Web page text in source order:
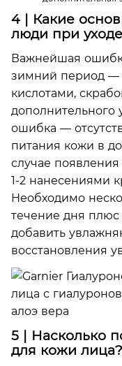
4 | Какие
люди при
Важнейшая
зимний период —
кислотами,
дополнительного
ошибка —
питания кожи в
случае
1-2 нанесениями
Необходимо
течение дня
добавить
восстановления
5 | Насколько
для кожи лица?